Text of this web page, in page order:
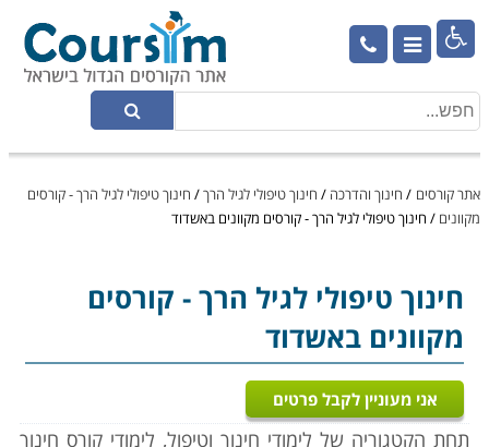

אתר קורסים / חינוך והדרכה / חינוך טיפולי לגיל הרך/ חינוך טיפולי לגיל הרך - קורסים
מקוונים / חינוך טיפולי לגיל הרך - קורסים מקוונים באשדוד
חינוך טיפולי לגיל הרך- קורסים
מקוונים באשדוד
אני מעוניין לקבל פרטים
תחת הקטגוריה של לימודי חינוך וטיפול, לימודי קורס חינוך